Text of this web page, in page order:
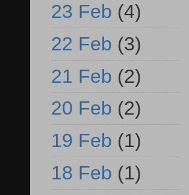
23 Feb (4)
22 Feb (3)
21 Feb (2)
20 Feb (2)
19 Feb (1)
18 Feb (1)